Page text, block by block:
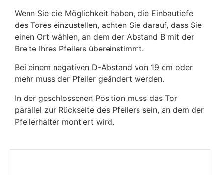
Wenn Sie die Möglichkeit haben, die Einbautiefe
des Tores einzustellen, achten Sie darauf, dass Sie
einen Ort wählen, an dem der Abstand B mit der
Breite Ihres Pfeilers übereinstimmt.
Bei einem negativen D-Abstand von 19 cm oder
mehr muss der Pfeiler geändert werden.
In der geschlossenen Position muss das Tor
parallel zur Rückseite des Pfeilers sein, an dem der
Pfeilerhalter montiert wird.